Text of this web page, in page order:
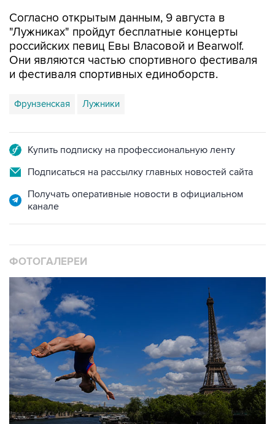
Согласно открытым данным, 9 августа в
"Лужниках" пройдут бесплатные концерты
российских певиц Евы Власовой и Bearwolf.
Они являются частью спортивного фестиваля
и фестиваля спортивных единоборств.
Фрунзенская Лужники
Купить подписку на профессиональную ленту
Подписаться на рассылку главных новостей сайта
Получать оперативные новости в официальном
канале
ФОТОГАЛЕРЕИ